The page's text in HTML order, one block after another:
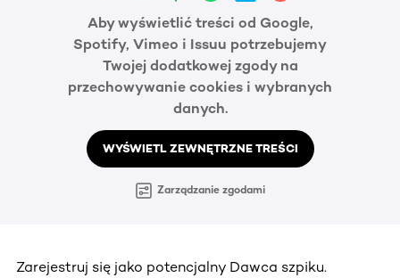
Aby wyświetlić treści od Google,
Spotify, Vimeo i Issuu potrzebujemy
Twojej dodatkowej zgody na
przechowywanie cookies i wybranych
danych.
WYŚWIETL ZEWNĘTRZNE TREŚCI
Zarządzanie zgodami
Zarejestruj się jako potencjalny Dawca szpiku.